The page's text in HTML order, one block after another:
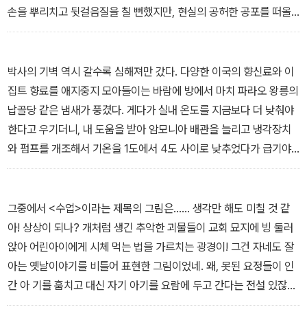
진 앞발이 내 손과 닿았다. - 「아웃사이더」
손을 뿌리치고 뒷걸음질을 칠 뻔했지만, 현실의 공허한 공포를 떠올
린 나는 다시금 마음을 다잡고 어디건 그가 이끄는 대로 따라가 보기
박사의 기벽 역시 갈수록 심해져만 갔다. 다양한 이국의 향신료와 이
집트 향료를 애지중지 모아들이는 바람에 방에서 마치 파라오 왕릉의
납골당 같은 냄새가 풍겼다. 게다가 실내 온도를 지금보다 더 낮춰야
한다고 우기더니, 내 도움을 받아 암모니아 배관을 늘리고 냉각장치
와 펌프를 개조해서 기온을 1도에서 4도 사이로 낮추었다가 급기야
영하 2도까지 내리기도 했다. 물론 욕실과 연구실 쪽은 물이 얼거나
사는 사람이 샛문에서 냉기가 새어 든다고 불평을 한다기에 내가 두
꺼운 커튼을 달아 주기도 했다. 무뇨스 박사는 어떤 기괴하고 병적인
공포에 점점 더 시달리는 듯 보였다. 그는 끊임없이 죽음에 대한 이야
기를 했지만 내가 조심스럽게 매장이나 장례 절차를 언급하면 공허하
게 웃기만 했다. . - 「냉기」
그중에서 <수업>이라는 제목의 그림은…… 생각만 해도 미칠 것 같
아! 상상이 되나? 개처럼 생긴 추악한 괴물들이 교회 묘지에 빙 둘러
앉아 어린아이에게 시체 먹는 법을 가르치는 광경이! 그건 자네도 잘
아는 옛날이야기를 비틀어 표현한 그림이었네. 왜, 못된 요정들이 인
간 아 기를 훔치고 대신 자기 아기를 요람에 두고 간다는 전설 있잖나.
그렇게 사라진 아기들이 자라서 어떤 존재가 되는지를 보여 주는 그